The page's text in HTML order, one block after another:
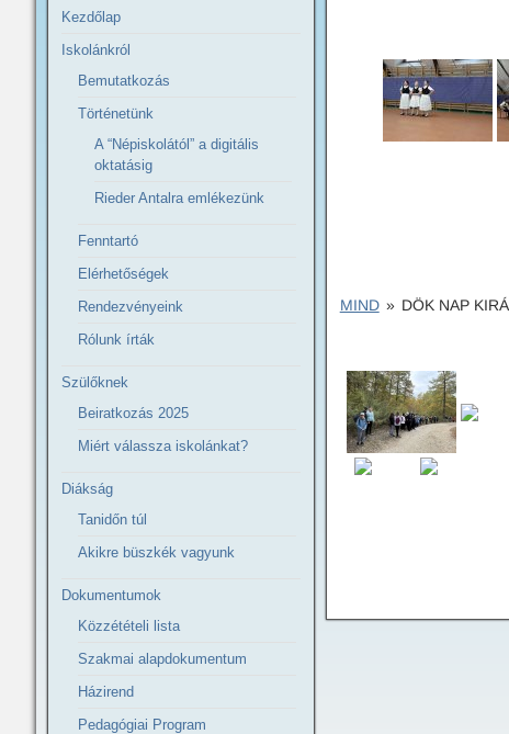
MIND » DÖK NAP
Kezdőlap
Iskolánkról
Bemutatkozás
Történetünk
A “Népiskolától” a digitális
oktatásig
Rieder Antalra emlékezünk
Fenntartó
Elérhetőségek
Rendezvényeink
Rólunk írták
Szülőknek
Beiratkozás 2025
Miért válassza iskolánkat?
Diákság
Tanidőn túl
Akikre büszkék vagyunk
Dokumentumok
Közzétételi lista
Szakmai alapdokumentum
Házirend
Pedagógiai Program